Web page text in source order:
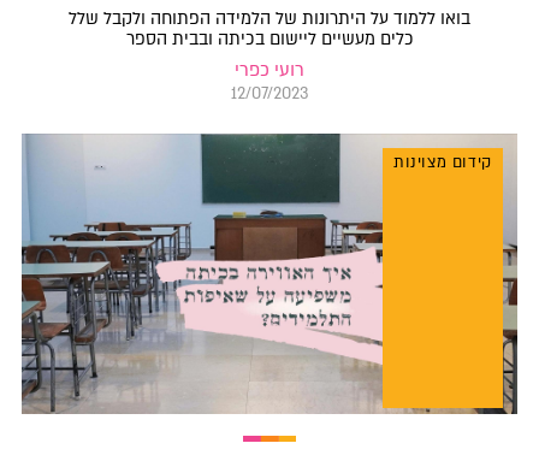
בואו ללמוד על היתרונות של הלמידה הפתוחה ולקבל שלל
כלים מעשיים ליישום בכיתה ובבית הספר
רועי כפרי
12/07/2023
קידום מצוינות